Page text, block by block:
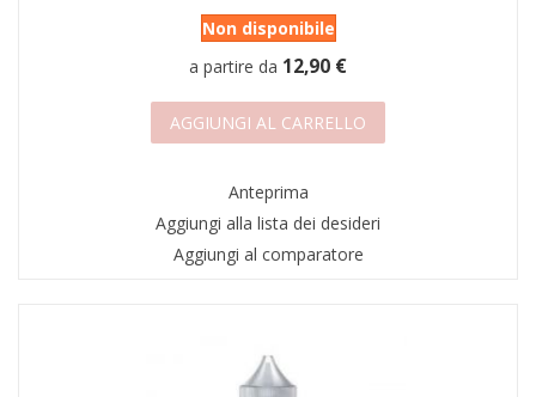
Non disponibile
a partire da 12,90 €
AGGIUNGI AL CARRELLO
Anteprima
Aggiungi alla lista dei desideri
Aggiungi al comparatore